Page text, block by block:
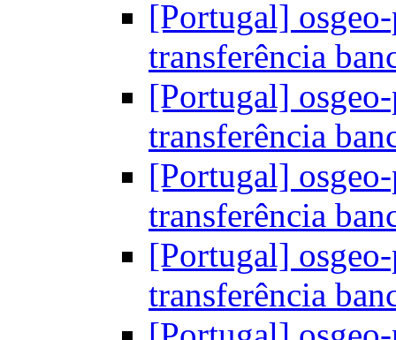
[Portugal]
transferência
[Portugal]
transferência
[Portugal]
transferência
[Portugal]
transferência